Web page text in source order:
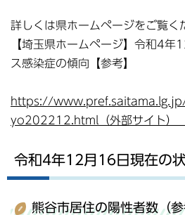
詳しくは県ホームページをご覧く
【埼玉県ホームページ】令和4年
ス感染症の傾向【参考】
https://
yo202212.html（外部サイト）（
令和4年12月16日現在の
熊谷市居住の陽性者数（